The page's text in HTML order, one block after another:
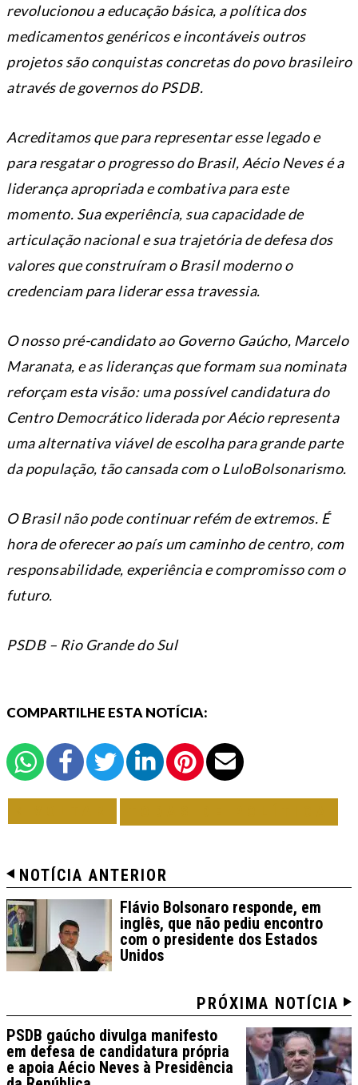
revolucionou a educação básica, a política dos
medicamentos genéricos e incontáveis outros
projetos são conquistas concretas do povo brasileiro
através de governos do PSDB.
Acreditamos que para representar esse legado e
para resgatar o progresso do Brasil, Aécio Neves é a
liderança apropriada e combativa para este
momento. Sua experiência, sua capacidade de
articulação nacional e sua trajetória de defesa dos
valores que construíram o Brasil moderno o
credenciam para liderar essa travessia.
O nosso pré-candidato ao Governo Gaúcho, Marcelo
Maranata, e as lideranças que formam sua nominata
reforçam esta visão: uma possível candidatura do
Centro Democrático liderada por Aécio representa
uma alternativa viável de escolha para grande parte
da população, tão cansada com o LuloBolsonarismo.
O Brasil não pode continuar refém de extremos. É
hora de oferecer ao país um caminho de centro, com
responsabilidade, experiência e compromisso com o
futuro.
PSDB – Rio Grande do Sul
COMPARTILHE ESTA NOTÍCIA:
NOTÍCIA ANTERIOR
Flávio Bolsonaro responde, em
inglês, que não pediu encontro
com o presidente dos Estados
Unidos
PRÓXIMA NOTÍCIA
PSDB gaúcho divulga manifesto
em defesa de candidatura própria
e apoia Aécio Neves à Presidência